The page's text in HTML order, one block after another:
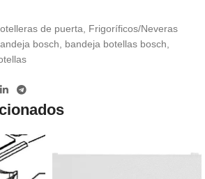
de puerta
Frigoríficos/Neveras
bosch bandeja botellas bosch